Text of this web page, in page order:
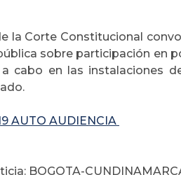
la Corte Constitucional
sobre participación en
cabo en las instalaciones
AUTO AUDIENCIA
BOGOTA-